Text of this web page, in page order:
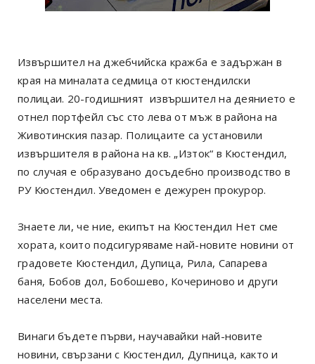
Извършител на джебчийска кражба е задържан в
края на миналата седмица от кюстендилски
полицаи. 20-годишният извършител на деянието е
отнел портфейл със сто лева от мъж в района на
Животинския пазар. Полицаите са установили
извършителя в района на кв. „Изток“ в Кюстендил,
по случая е образувано досъдебно производство в
РУ Кюстендил. Уведомен е дежурен прокурор.
Знаете ли, че ние, екипът на Кюстендил Нет сме
хората, които подсигуряваме най-новите новини от
градовете Кюстендил, Дупица, Рила, Сапарева
баня, Бобов дол, Бобошево, Кочериново и други
населени места.
Винаги бъдете първи, научавайки най-новите
новини, свързани с Кюстендил, Дупница, както и